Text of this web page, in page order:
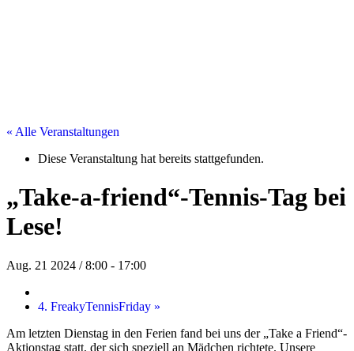
« Alle Veranstaltungen
Diese Veranstaltung hat bereits stattgefunden.
„Take-a-friend“-Tennis-Tag bei
Lese!
Aug. 21 2024 / 8:00 - 17:00
4. FreakyTennisFriday »
Am letzten Dienstag in den Ferien fand bei uns der „Take a Friend“-
Aktionstag statt, der sich speziell an Mädchen richtete. Unsere